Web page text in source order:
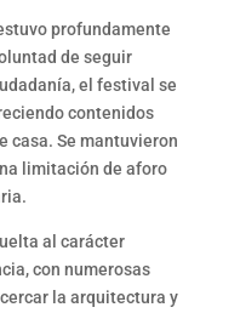
profundamente
de seguir
el festival se
contenidos
casa. Se mantuvieron
limitación de aforo
al carácter
con numerosas
la arquitectura y